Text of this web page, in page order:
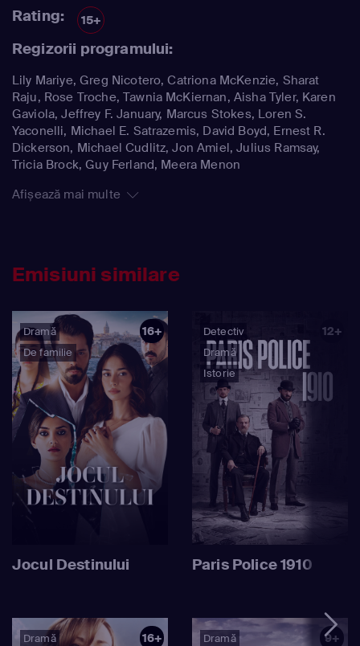
Rating: 15+
Regizorii programului:
Lily Mariye, Greg Nicotero, Catriona McKenzie, Sharat
Raju, Rose Troche, Tawnia McKiernan, Aisha Tyler, Karen
Gaviola, Jeffrey F. January, Marcus Stokes, Loren S.
Yaconelli, Michael E. Satrazemis, David Boyd, Ernest R.
Dickerson, Michael Cudlitz, Jon Amiel, Julius Ramsay,
Tricia Brock, Guy Ferland, Meera Menon
Afișează mai multe
Emisiuni similare
Dramă
De familie
16+
Jocul Destinului
Detectiv
Dramă
Istorie
12+
Paris Police 1910
Dramă
16+ Dramă 9+